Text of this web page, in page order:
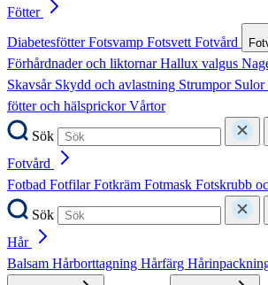
Fötter
DiabetesfötterFotsvamp FotsvettFotvård
Förhårdnader och liktornarHallux valgus
Skavsår Skydd och avlastning Strumpor Sulor
fötter och hälsprickorVårtor
Sök
Fotvård
Fotbad FotfilarFotkräm Fotmask Fotskrubb
Sök
Hår
Balsam Hårborttagning Hårfärg